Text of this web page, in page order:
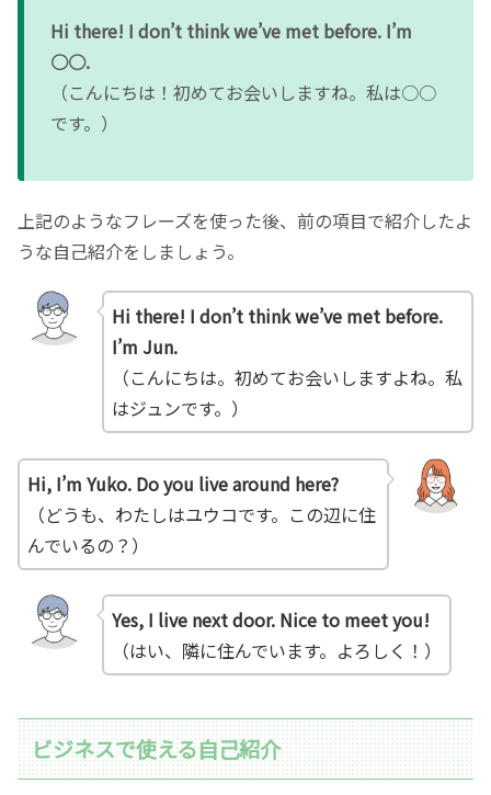
Hi there! I don’t think we’ve met before. I’m
○○.
（こんにちは！初めてお会いしますね。私は○○
です。）
上記のようなフレーズを使った後、前の項目で紹介したよ
うな自己紹介をしましょう。
Hi there! I don’t think we’ve met before.
I’m Jun.
（こんにちは。初めてお会いしますよね。私
はジュンです。）
Hi, I’m Yuko. Do you live around here?
（どうも、わたしはユウコです。この辺に住
んでいるの？）
Yes, I live next door. Nice to meet you!
（はい、隣に住んでいます。よろしく！）
ビジネスで使える自己紹介